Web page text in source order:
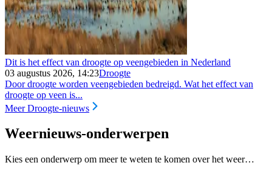
Dit is het effect van droogte op veengebieden in Nederland
03 augustus 2026, 14:23Droogte
Door droogte worden veengebieden bedreigd. Wat het effect van
droogte op veen is...
Meer Droogte-nieuws
Weernieuws-onderwerpen
Kies een onderwerp om meer te weten te komen over het weer…